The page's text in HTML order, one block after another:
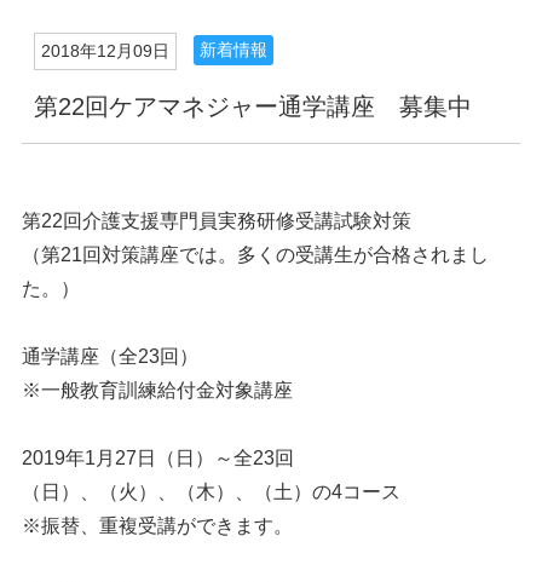
2018年12月09日 新着情報
第22回ケアマネジャー通学講座 募集中
第22回介護支援専門員実務研修受講試験対策
（第21回対策講座では。多くの受講生が合格されまし
た。）
通学講座（全23回）
※一般教育訓練給付金対象講座
2019年1月27日（日）～全23回
（日）、（火）、（木）、（土）の4コース
※振替、重複受講ができます。